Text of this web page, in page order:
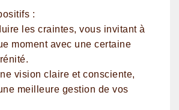
:
les craintes, vous invitant à
moment avec une certaine
vision claire et consciente,
meilleure gestion de vos